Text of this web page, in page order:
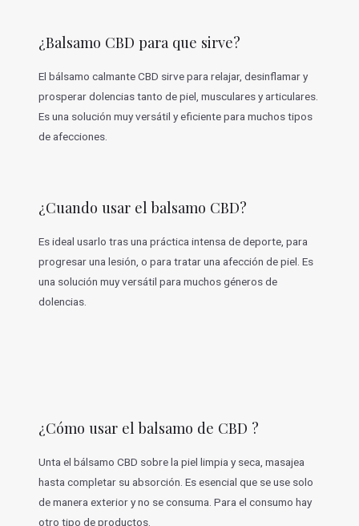
i
o
e
s
¿Balsamo CBD para que sirve?
El bálsamo calmante CBD sirve para relajar, desinflamar y
prosperar dolencias tanto de piel, musculares y articulares.
Es una solución muy versátil y eficiente para muchos tipos
de afecciones.
¿Cuando usar el balsamo CBD?
Es ideal usarlo tras una práctica intensa de deporte, para
progresar una lesión, o para tratar una afección de piel. Es
una solución muy versátil para muchos géneros de
dolencias.
¿Cómo usar el balsamo de CBD ?
Unta el bálsamo CBD sobre la piel limpia y seca, masajea
hasta completar su absorción. Es esencial que se use solo
de manera exterior y no se consuma. Para el consumo hay
otro tipo de productos.